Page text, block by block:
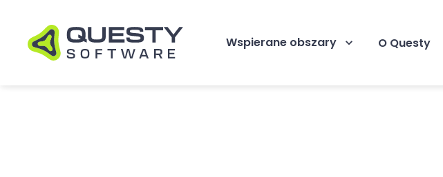
Wspierane obszary O Questy